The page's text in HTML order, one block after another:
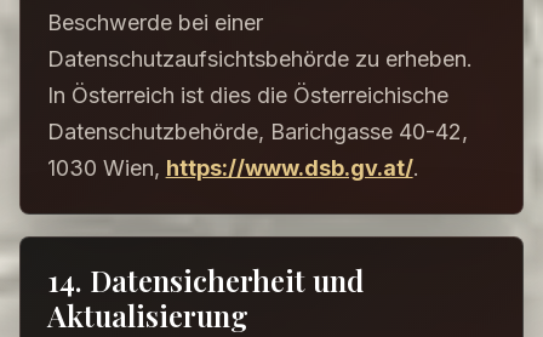
Beschwerde bei einer
Datenschutzaufsichtsbehörde zu erheben.
In Österreich ist dies die Österreichische
Datenschutzbehörde, Barichgasse 40-42,
1030 Wien, https://www.dsb.gv.at/.
14. Datensicherheit und
Aktualisierung